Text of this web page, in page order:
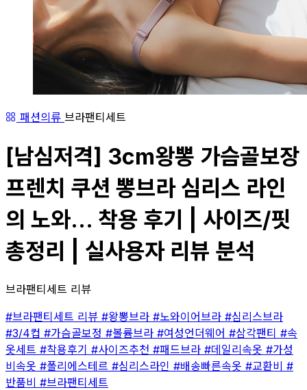
패션의류 브라팬티세트
[남심저격] 3cm왕뽕 가슴골보장
프렌치 쿠션 뽕브라 심리스 라인
의 노와... 착용 후기 | 사이즈/핏
총정리 | 실사용자 리뷰 분석
브라팬티세트 리뷰
#브라팬티세트 리뷰 #왕뽕브라 #노와이어브라 #심리스브라
#3/4컵 #가슴골보정 #볼륨브라 #여성언더웨어 #삼각팬티 #속
옷세트 #착용후기 #사이즈추천 #패드브라 #데일리속옷 #가성
비속옷 #폴리에스테르 #심리스라인 #배송빠른속옷 #교환비 #
반품비 #브라팬티세트